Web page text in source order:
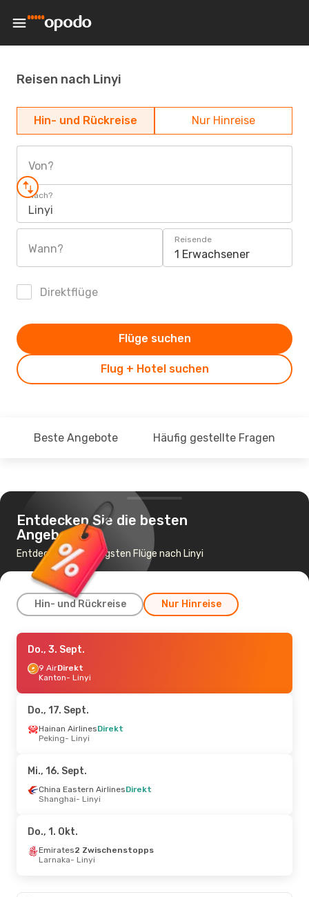
Reisen nach Linyi
Hin- und Rückreise Nur Hinreise
Von?
Nach?
Linyi
Wann?
Reisende
1 Erwachsener
Direktflüge
Flug + Hotel suchen
Flüge suchen
Beste Angebote Häufig gestellte Fragen
Entdecken Sie die besten
Angebote
Entdecke die günstigsten Flüge nach Linyi
Hin- und Rückreise Nur Hinreise
Fr., 28. Aug.
Shenzhen Airlines
Bangkok - Linyi
Linyi- Bangkok
Do., 17. Sept.- Do., 24. Sept.
Brüssel- Linyi
Shanghai Airlines
Linyi- Brüssel
Do., 3. Sept.
9 AirDirekt
Kanton- Linyi
Do., 17. Sept.
Hainan AirlinesDirekt
Peking- Linyi
Mi., 16. Sept.
China Eastern AirlinesDirekt
Shanghai- Linyi
Do., 1. Okt.
Emirates2 Zwischenstopps
Larnaka- Linyi